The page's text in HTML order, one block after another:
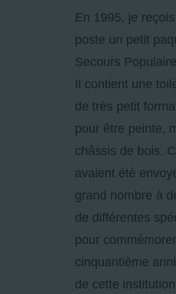
En 1995, je
poste un petit
Secours
Il contient une
de très petit
pour être peinte,
châssis de bois.
avaient été
grand nombre à
de différentes
pour
cinquantième
de cette